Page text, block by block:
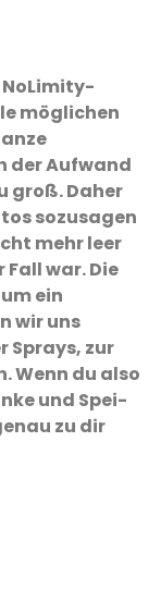
möglichen
der Aufwand
groß. Daher
sozusagen
mehr leer
Fall war. Die
ein
wir uns
Sprays, zur
Wenn du also
und Spei­
zu dir